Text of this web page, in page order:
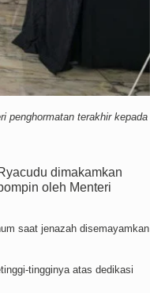
penghormatan terakhir kepada
dimakamkan
oleh Menteri
saat jenazah disemayamkan
tingginya atas dedikasi